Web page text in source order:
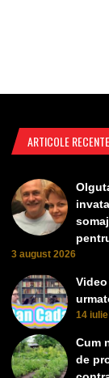
ARTICOLE RECENTE
3 august 2026
14
Cum
de